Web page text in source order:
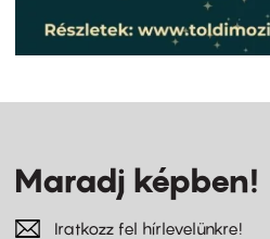
Maradj képben!
Iratkozz fel hírlevelünkre!